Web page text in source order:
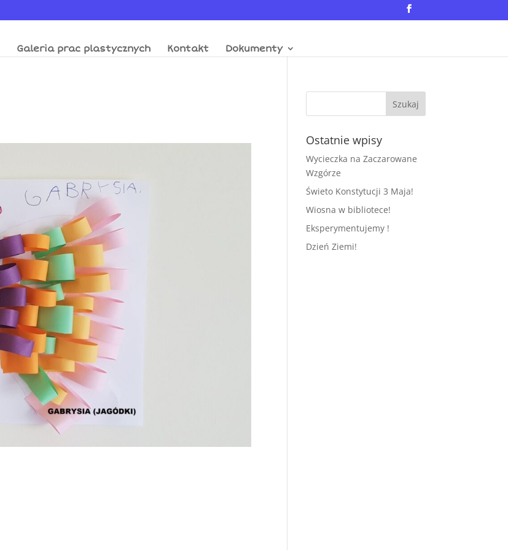
Galeria prac plastycznych Kontakt Dokumenty
Ostatnie wpisy
Wycieczka na Zaczarowane
Wzgórze
Świeto Konstytucji 3 Maja!
Wiosna w bibliotece!
Eksperymentujemy !
Dzień Ziemi!